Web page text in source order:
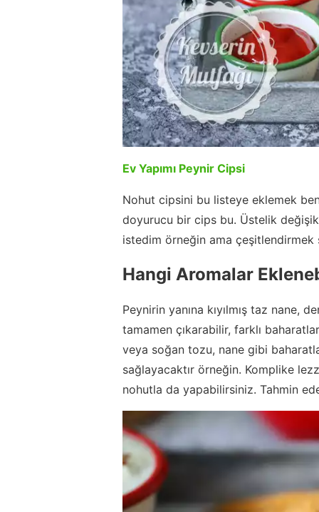
Ev Yapımı Peynir Cipsi
Nohut cipsini bu listeye eklemek
doyurucu bir cips bu. Üstelik
istedim örneğin ama çeşitlendirmek
Hangi Aromalar
Peynirin yanına kıyılmış taz nane,
tamamen çıkarabilir, farklı
veya soğan tozu, nane gibi
sağlayacaktır örneğin. Komplike
nohutla da yapabilirsiniz. Tahmin